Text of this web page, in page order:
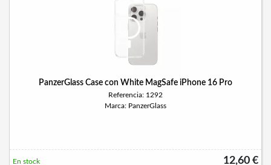
PanzerGlass Case con White MagSafe iPhone 16 Pro
Referencia: 1292
Marca: PanzerGlass
12,60 €
En stock